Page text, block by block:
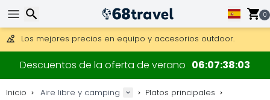
0
Envío DHL 1 día disponible.
30 días para devoluciones, 90 días para mapas de madera
Los mejores precios en equipo y accesorios outdoor.
Descuentos de la oferta de verano 06 07 38 03
Inicio Aire libre y camping
Platos principales
Buscar